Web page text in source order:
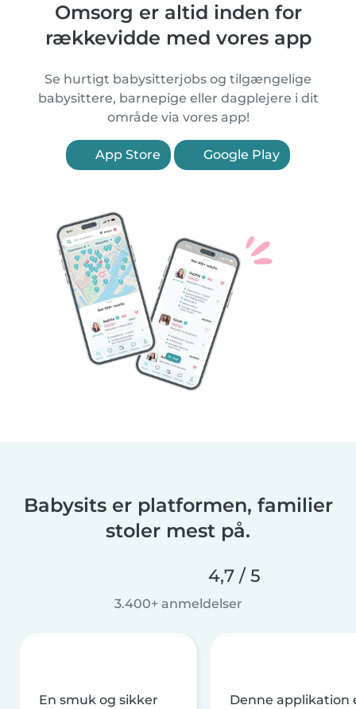
Omsorg er altid inden for
rækkevidde med vores app
Se hurtigt babysitterjobs og tilgængelige
babysittere, barnepige eller dagplejere i dit
område via vores app!
App Store Google Play
Babysits er platformen, familier
stoler mest på.
4,7 / 5
3.400+ anmeldelser
En smuk og sikker
Denne applikation